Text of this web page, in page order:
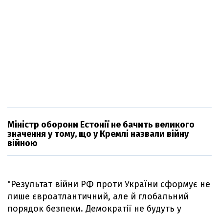
Міністр оборони Естонії не бачить великого
значення у тому, що у Кремлі назвали війну
війною
"Результат війни РФ проти України сформує не
лише євроатлантичний, але й глобальний
порядок безпеки. Демократії не будуть у